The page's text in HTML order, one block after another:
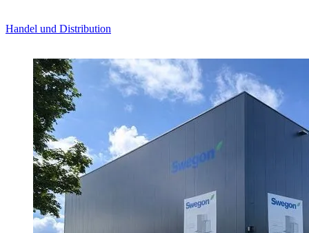
Handel und Distribution